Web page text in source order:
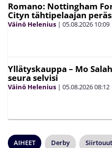
Romano: Nottingham
Cityn tähtipelaajan
Väinö Helenius | 05.08.2026 10:09
Yllätyskauppa – Mo
seura selvisi
Väinö Helenius | 05.08.202608:12
AIHEET Derby